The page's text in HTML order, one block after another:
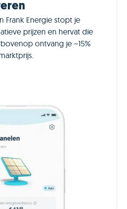
Frank Energie stopt je
prijzen en hervat die
ontvang je ~15%